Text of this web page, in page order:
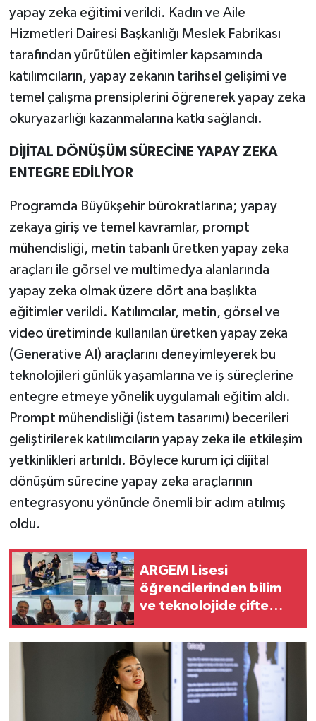
yapay zeka eğitimi verildi. Kadın ve Aile
Hizmetleri Dairesi Başkanlığı Meslek Fabrikası
tarafından yürütülen eğitimler kapsamında
katılımcıların, yapay zekanın tarihsel gelişimi ve
temel çalışma prensiplerini öğrenerek yapay zeka
okuryazarlığı kazanmalarına katkı sağlandı.
DİJİTAL DÖNÜŞÜM SÜRECİNE YAPAY ZEKA
ENTEGRE EDİLİYOR
Programda Büyükşehir bürokratlarına; yapay
zekaya giriş ve temel kavramlar, prompt
mühendisliği, metin tabanlı üretken yapay zeka
araçları ile görsel ve multimedya alanlarında
yapay zeka olmak üzere dört ana başlıkta
eğitimler verildi. Katılımcılar, metin, görsel ve
video üretiminde kullanılan üretken yapay zeka
(Generative AI) araçlarını deneyimleyerek bu
teknolojileri günlük yaşamlarına ve iş süreçlerine
entegre etmeye yönelik uygulamalı eğitim aldı.
Prompt mühendisliği (istem tasarımı) becerileri
geliştirilerek katılımcıların yapay zeka ile etkileşim
yetkinlikleri artırıldı. Böylece kurum içi dijital
dönüşüm sürecine yapay zeka araçlarının
entegrasyonu yönünde önemli bir adım atılmış
oldu.
ARGEM Lisesi
öğrencilerinden bilim
ve teknolojide çifte